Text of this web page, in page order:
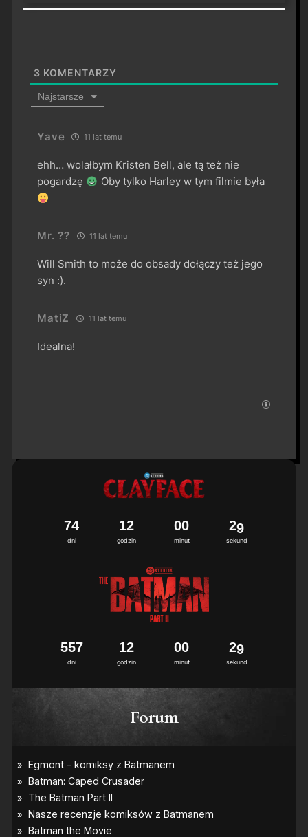
3 KOMENTARZY
Najstarsze
Yave 11 lat temu
ehh… wolałbym Kristen Bell, ale tą też nie
pogardzę
Oby tylko Harley w tym filmie była
Mr. ?? 11 lat temu
Will Smith to może do obsady dołączy też jego
syn :).
MatiZ 11 lat temu
Idealna!
dni
74
godzin
12
minut
00
sekund
28
9
dni
557
godzin
12
minut
00
sekund
28
9
Forum